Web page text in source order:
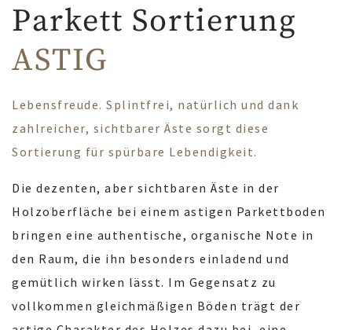
Parkett Sortierung
ASTIG
Lebensfreude. Splintfrei, natürlich und dank
zahlreicher, sichtbarer Äste sorgt diese
Sortierung für spürbare Lebendigkeit.
Die dezenten, aber sichtbaren Äste in der
Holzoberfläche bei einem astigen Parkettboden
bringen eine authentische, organische Note in
den Raum, die ihn besonders einladend und
gemütlich wirken lässt. Im Gegensatz zu
vollkommen gleichmäßigen Böden trägt der